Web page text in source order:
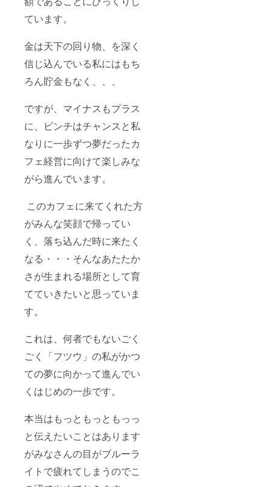
ています。
金は天下の回り物、を深く
信じ込んでいる私にはもち
ろん貯金もなく、、、
ですが、マイナスもプラス
に、ピンチはチャンスと私
なりに一歩ずつ夢だったカ
フェ経営に向けて楽しみな
がら進んでいます。
このカフェに来てくれた方
がみんな笑顔で帰ってい
く、落ち込んだ時に来たく
なる・・・そんなあたたか
さが生まれる場所として育
てていきたいと思っていま
す。
これは、何者でもないごく
ごく「フツウ」の私がかつ
ての夢に向かって進んでい
くはじめの一歩です。
本当はもっともっともっっ
と伝えたいことはあります
がみなさんの目がブルーラ
イトで疲れてしまうのでこ